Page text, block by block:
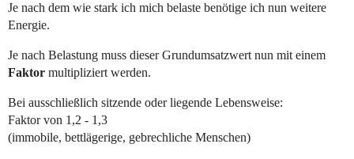
Je nach dem wie stark ich mich belaste benötige ich nun weitere
Energie.
Je nach Belastung muss dieser Grundumsatzwert nun mit einem
Faktor multipliziert werden.
Bei ausschließlich sitzende oder liegende Lebensweise:
Faktor von 1,2 - 1,3
(immobile, bettlägerige, gebrechliche Menschen)